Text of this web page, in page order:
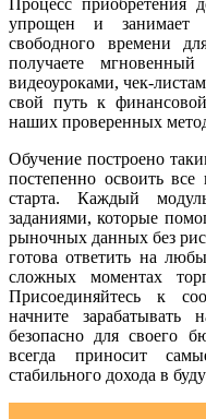
упрощен и занимает
свободного времени
получаете
видеоуроками, чек-
свой путь к
наших проверенных
Обучение построено
постепенно освоить
старта. Каждый
заданиями, которые
рыночных данных без
готова ответить на
сложных моментах
Присоединяйтесь к
начните
безопасно для своего
всегда приносит
стабильного дохода в